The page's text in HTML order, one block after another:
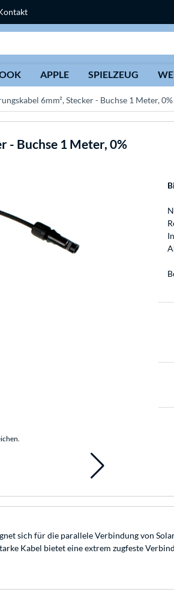
APPLE SPIELZEUG
6mm², Stecker - Buchse 1 Meter, 0%
- Buchse 1 Meter, 0%
sich für die parallele Verbindung von
Kabel bietet eine extrem zugfeste